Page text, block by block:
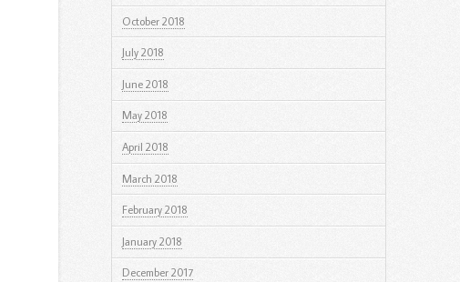
October 2018
July 2018
June 2018
May 2018
April 2018
March 2018
February 2018
January 2018
December 2017